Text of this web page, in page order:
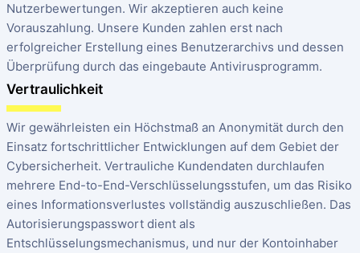
Nutzerbewertungen. Wir akzeptieren auch keine
Vorauszahlung. Unsere Kunden zahlen erst nach
erfolgreicher Erstellung eines Benutzerarchivs und dessen
Überprüfung durch das eingebaute Antivirusprogramm.
Vertraulichkeit
Wir gewährleisten ein Höchstmaß an Anonymität durch den
Einsatz fortschrittlicher Entwicklungen auf dem Gebiet der
Cybersicherheit. Vertrauliche Kundendaten durchlaufen
mehrere End-to-End-Verschlüsselungsstufen, um das Risiko
eines Informationsverlustes vollständig auszuschließen. Das
Autorisierungspasswort dient als
Entschlüsselungsmechanismus, und nur der Kontoinhaber